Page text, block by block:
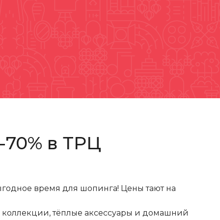
в ТРЦ
время для шопинга! Цены тают на
тёплые аксессуары и домашний